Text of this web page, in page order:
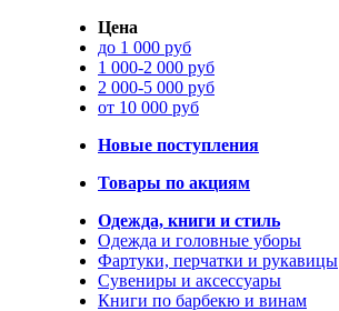
Цена
до 1 000 руб
1 000-2 000 руб
2 000-5 000 руб
от 10 000 руб
Новые поступления
Товары по акциям
Одежда, книги и стиль
Одежда и головные уборы
Фартуки, перчатки и рукавицы
Сувениры и аксессуары
Книги по барбекю и винам